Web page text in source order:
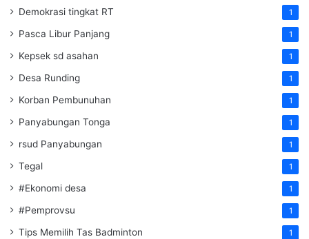
Demokrasi tingkat RT 1
Pasca Libur Panjang 1
Kepsek sd asahan 1
Desa Runding 1
Korban Pembunuhan 1
Panyabungan Tonga 1
rsud Panyabungan 1
Tegal 1
#Ekonomi desa 1
#Pemprovsu 1
Tips Memilih Tas Badminton 1